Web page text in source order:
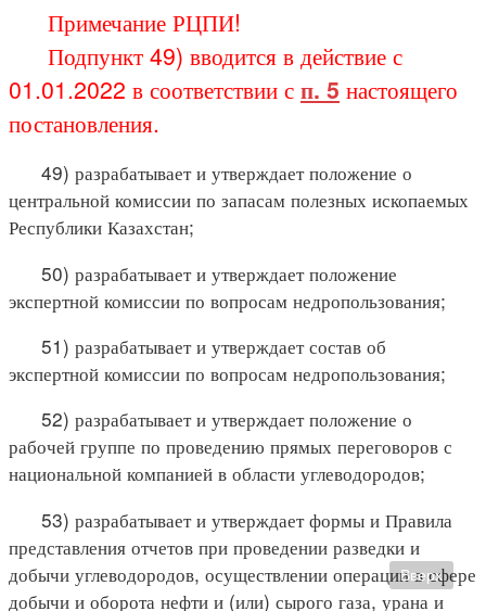
Примечание РЦПИ!
Подпункт 49) вводится в действие с
01.01.2022 в соответствии с п. 5 настоящего
постановления.
49) разрабатывает и утверждает положение о
центральной комиссии по запасам полезных ископаемых
Республики Казахстан;
50) разрабатывает и утверждает положение
экспертной комиссии по вопросам недропользования;
51) разрабатывает и утверждает состав об
экспертной комиссии по вопросам недропользования;
52) разрабатывает и утверждает положение о
рабочей группе по проведению прямых переговоров с
национальной компанией в области углеводородов;
53) разрабатывает и утверждает формы и Правила
представления отчетов при проведении разведки и
добычи углеводородов, осуществлении операции в сфере
добычи и оборота нефти и (или) сырого газа, урана и
Вверх